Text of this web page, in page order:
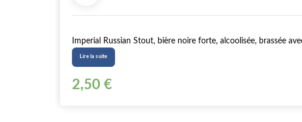
Imperial Russian Stout, bière noire forte, alcoolisée, brassée
Lire la suite
2,50 €